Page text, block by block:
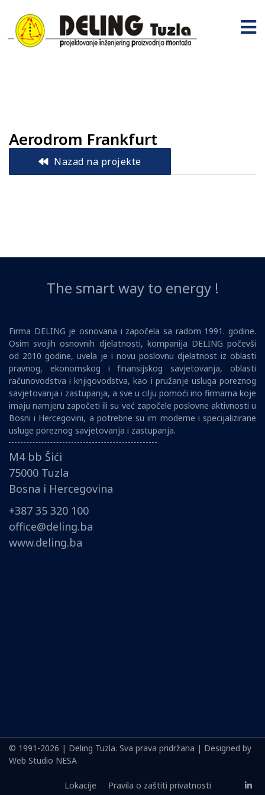
Aerodrom Frankfurt
Nazad na projekte
The smart way to energy !
Firma DELING je osnovana i započela sa radom 1991. godine.
Osim svojih osnovnih djelatnosti, kompanija DELING počevši
od 2010 godine, uvela je i novu poslovnu djelatnost iz oblasti
pravnog, ekonomskog i finansijskog savjetovanja, oblasti
računovodstva i knjigovodstva, kao i pružanje usluga poreznog
savjetovanja i zastupanja, a sve u cilju pomoći ino firmama koje
imaju namjeru započeti ili su već započele poslovne aktivnosti u
Bosni i Hercegovini, a potrebne su im moderne i specijalizirane
usluge poreznog savjetovanja i zastupanja.
M4 bb Šići
75000 Tuzla
Bosna i Hercegovina
+387 35 320 100
office@deling.ba
www.deling.ba
© 1991-2026 | Deling Tuzla. Sva prava pridržana | Designed by
Web Studio NESA
Lokacije Pravila o zaštiti privatnosti